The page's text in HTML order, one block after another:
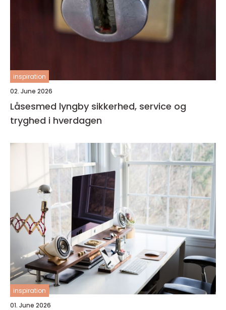
inspiration
02. June 2026
Låsesmed lyngby sikkerhed, service og
tryghed i hverdagen
inspiration
01. June 2026